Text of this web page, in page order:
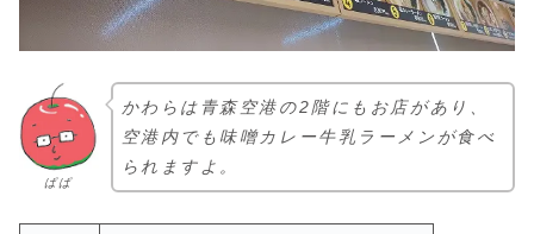
ぱぱ
かわらは青森空港の2階にもお店があり、
空港内でも味噌カレー牛乳ラーメンが食べ
られますよ。